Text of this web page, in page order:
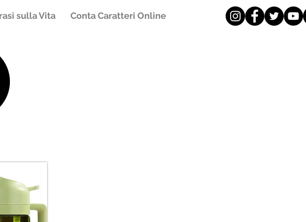
sulla Vita Conta Caratteri Online